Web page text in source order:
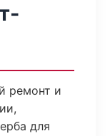
ремонт и
для